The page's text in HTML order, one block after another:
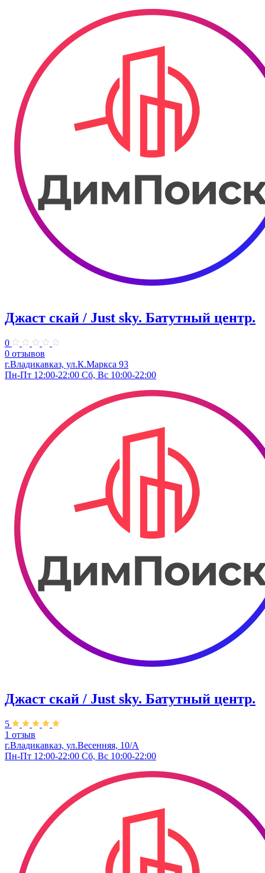
Джаст скай / Just sky. Батутный центр.
0
0 отзывов
г.Владикавказ, ул.К.Маркса 93
Пн-Пт 12:00-22:00 Сб, Вс 10:00-22:00
Джаст скай / Just sky. Батутный центр.
5
1 отзыв
г.Владикавказ, ул.Весенняя, 10/А
Пн-Пт 12:00-22:00 Сб, Вс 10:00-22:00